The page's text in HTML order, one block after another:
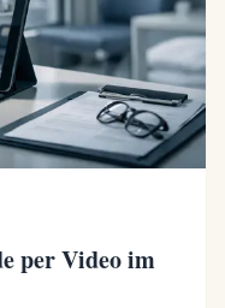
per Video im